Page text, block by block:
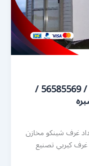
رقم حداد غرف كيربي المنصورية / 56585569 /
غرف شينكو مخازن
كيربي تصنيع